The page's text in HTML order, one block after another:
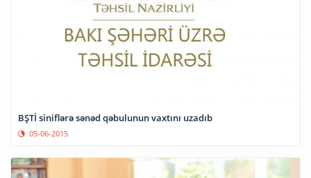
BŞTİ siniflərə sənəd qəbulunun vaxtını uzadıb
05-06-2015